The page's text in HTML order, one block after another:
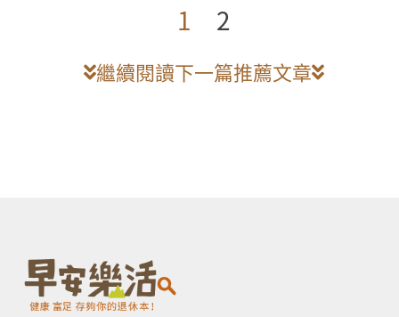
1 2
繼續閱讀下一篇推薦文章